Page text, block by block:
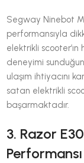
Segway Ninebot
performansıyla
elektrikli
deneyimi
ulaşım ihtiyacını
satan elektrikli
başarmaktadır.
3. Razor
Performansı